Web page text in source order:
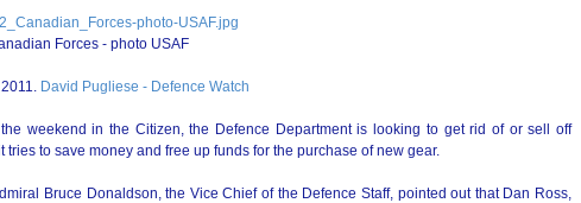
Forces - photo USAF
David Pugliese - Defence Watch
weekend in the Citizen, the Defence Department is looking to get rid of or sell off
tries to save money and free up funds for the purchase of new gear.
Bruce Donaldson, the Vice Chief of the Defence Staff, pointed out that Dan Ross,